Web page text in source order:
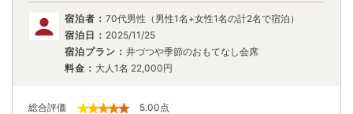
宿泊者： 70代男性（男性1名+女性1名の計2名で宿泊）
宿泊日： 2025/11/25
宿泊プラン： 井づつや季節のおもてなし会席
料金： 大人1名 22,000円
総合評価 5.00点